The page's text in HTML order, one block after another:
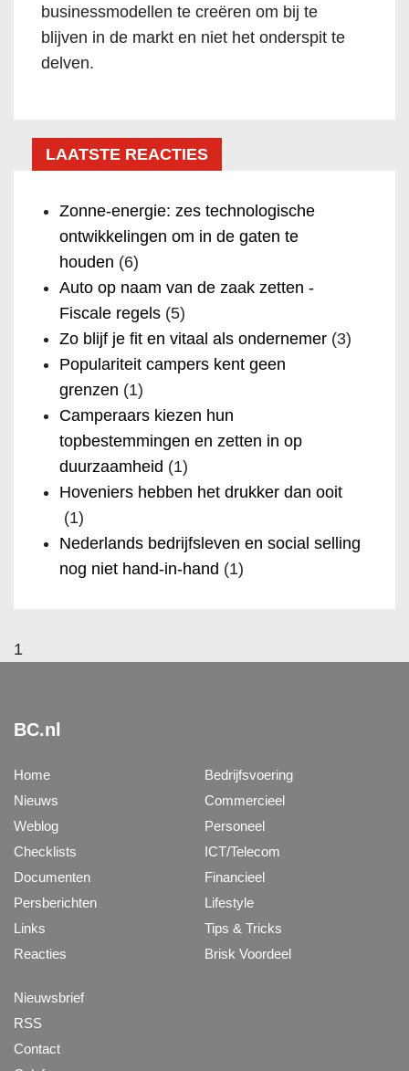
businessmodellen te creëren om bij te
blijven in de markt en niet het onderspit te
delven.
LAATSTE REACTIES
Zonne-energie: zes technologische
ontwikkelingen om in de gaten te
houden (6)
Auto op naam van de zaak zetten -
Fiscale regels (5)
Zo blijf je fit en vitaal als ondernemer (3)
Populariteit campers kent geen
grenzen (1)
Camperaars kiezen hun
topbestemmingen en zetten in op
duurzaamheid (1)
Hoveniers hebben het drukker dan ooit
(1)
Nederlands bedrijfsleven en social selling
nog niet hand-in-hand (1)
1
BC.nl
Home
Nieuws
Weblog
Checklists
Documenten
Persberichten
Links
Reacties
Bedrijfsvoering
Commercieel
Personeel
ICT/Telecom
Financieel
Lifestyle
Tips & Tricks
Brisk Voordeel
Nieuwsbrief
RSS
Contact